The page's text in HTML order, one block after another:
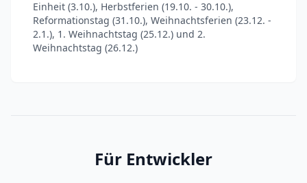
Einheit (3.10.), Herbstferien (19.10. - 30.10.),
Reformationstag (31.10.), Weihnachtsferien (23.12. -
2.1.), 1. Weihnachtstag (25.12.) und 2.
Weihnachtstag (26.12.)
Für Entwickler